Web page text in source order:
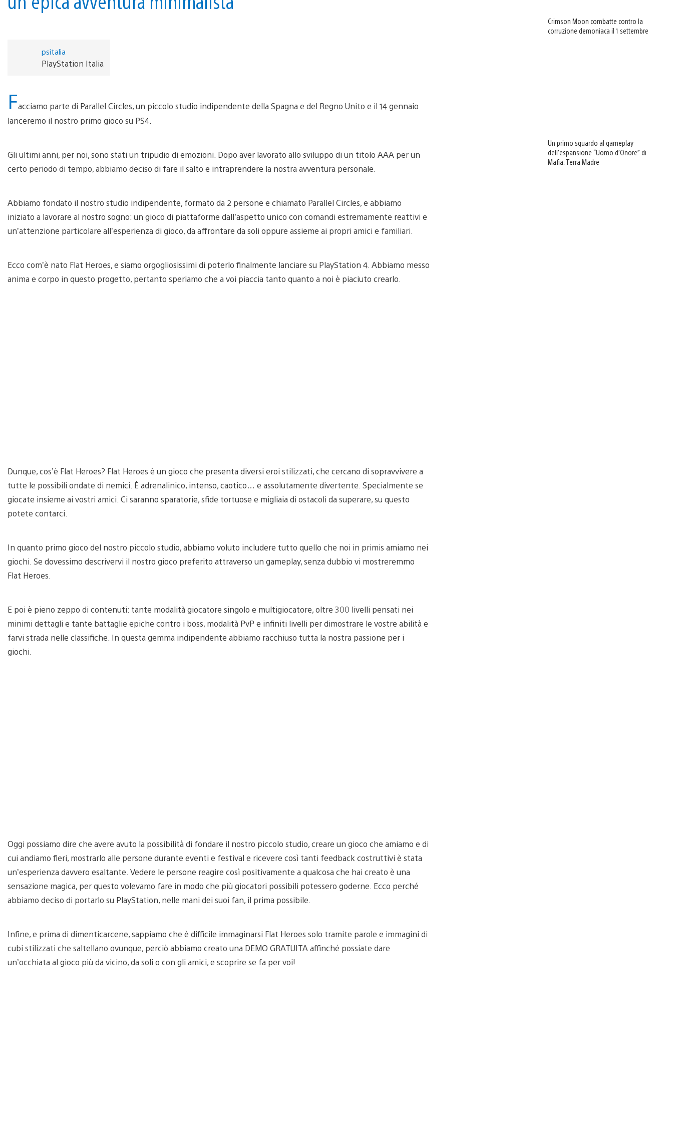
psitalia
PlayStation Italia
Facciamo parte di Parallel Circles, un piccolo studio indipendente della Spagna e del Regno Unito e il 14 gennaio
lanceremo il nostro primo gioco su PS4.
Gli ultimi anni, per noi, sono stati un tripudio di emozioni. Dopo aver lavorato allo sviluppo di un titolo AAA per un
certo periodo di tempo, abbiamo deciso di fare il salto e intraprendere la nostra avventura personale.
Abbiamo fondato il nostro studio indipendente, formato da 2 persone e chiamato Parallel Circles, e abbiamo
iniziato a lavorare al nostro sogno: un gioco di piattaforme dall’aspetto unico con comandi estremamente reattivi e
un’attenzione particolare all’esperienza di gioco, da affrontare da soli oppure assieme ai propri amici e familiari.
Ecco com’è nato Flat Heroes, e siamo orgogliosissimi di poterlo finalmente lanciare su PlayStation 4. Abbiamo messo
anima e corpo in questo progetto, pertanto speriamo che a voi piaccia tanto quanto a noi è piaciuto crearlo.
Dunque, cos’è Flat Heroes? Flat Heroes è un gioco che presenta diversi eroi stilizzati, che cercano di sopravvivere a
tutte le possibili ondate di nemici. È adrenalinico, intenso, caotico… e assolutamente divertente. Specialmente se
giocate insieme ai vostri amici. Ci saranno sparatorie, sfide tortuose e migliaia di ostacoli da superare, su questo
potete contarci.
In quanto primo gioco del nostro piccolo studio, abbiamo voluto includere tutto quello che noi in primis amiamo nei
giochi. Se dovessimo descrivervi il nostro gioco preferito attraverso un gameplay, senza dubbio vi mostreremmo
Flat Heroes.
E poi è pieno zeppo di contenuti: tante modalità giocatore singolo e multigiocatore, oltre 300 livelli pensati nei
minimi dettagli e tante battaglie epiche contro i boss, modalità PvP e infiniti livelli per dimostrare le vostre abilità e
farvi strada nelle classifiche. In questa gemma indipendente abbiamo racchiuso tutta la nostra passione per i
giochi.
Oggi possiamo dire che avere avuto la possibilità di fondare il nostro piccolo studio, creare un gioco che amiamo e di
cui andiamo fieri, mostrarlo alle persone durante eventi e festival e ricevere così tanti feedback costruttivi è stata
un’esperienza davvero esaltante. Vedere le persone reagire così positivamente a qualcosa che hai creato è una
sensazione magica, per questo volevamo fare in modo che più giocatori possibili potessero goderne. Ecco perché
abbiamo deciso di portarlo su PlayStation, nelle mani dei suoi fan, il prima possibile.
Infine, e prima di dimenticarcene, sappiamo che è difficile immaginarsi Flat Heroes solo tramite parole e immagini di
cubi stilizzati che saltellano ovunque, perciò abbiamo creato una DEMO GRATUITA affinché possiate dare
un’occhiata al gioco più da vicino, da soli o con gli amici, e scoprire se fa per voi!
Crimson Moon combatte contro la
corruzione demoniaca il 1 settembre
Un primo sguardo al gameplay
dell’espansione “Uomo d’Onore” di
Mafia: Terra Madre